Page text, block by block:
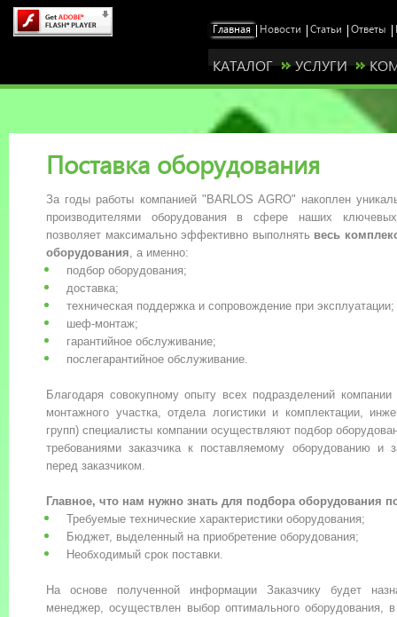
КАТАЛОГ УСЛУГИ
Станьте нашим
Поставка оборудования
За годы работы компанией "BARLOS AGRO" накоплен
производителями оборудования в сфере наших
позволяет максимально эффективно выполнять весь
оборудования, а именно:
подбор оборудования;
доставка;
техническая поддержка и сопровождение при эксплуатации;
шеф-монтаж;
гарантийное обслуживание;
послегарантийное обслуживание.
Благодаря совокупному опыту всех подразделений компании
монтажного участка, отдела логистики и комплектации,
групп) специалисты компании осуществляют подбор
требованиями заказчика к поставляемому оборудованию и
перед заказчиком.
Главное, что нам нужно знать для подбора оборудования
Требуемые технические характеристики оборудования;
Бюджет, выделенный на приобретение оборудования;
Необходимый срок поставки.
На основе полученной информации Заказчику будет
менеджер, осуществлен выбор оптимального оборудования,